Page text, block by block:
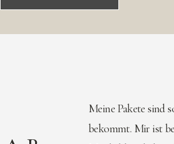
Meine Pakete sind
bekommt. Mir ist